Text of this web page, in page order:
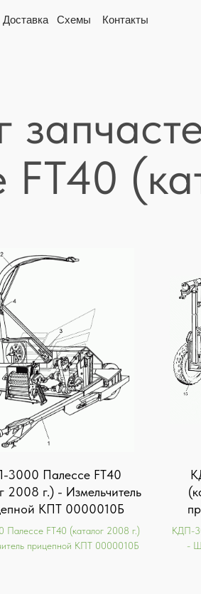
Контакты
Схемы
FT40
3000 Палессе FT40
2008 г.) - Измельчитель
КПТ 0000010Б
FT40 (каталог 2008 г.)
прицепной КПТ 0000010Б
КДП-
-